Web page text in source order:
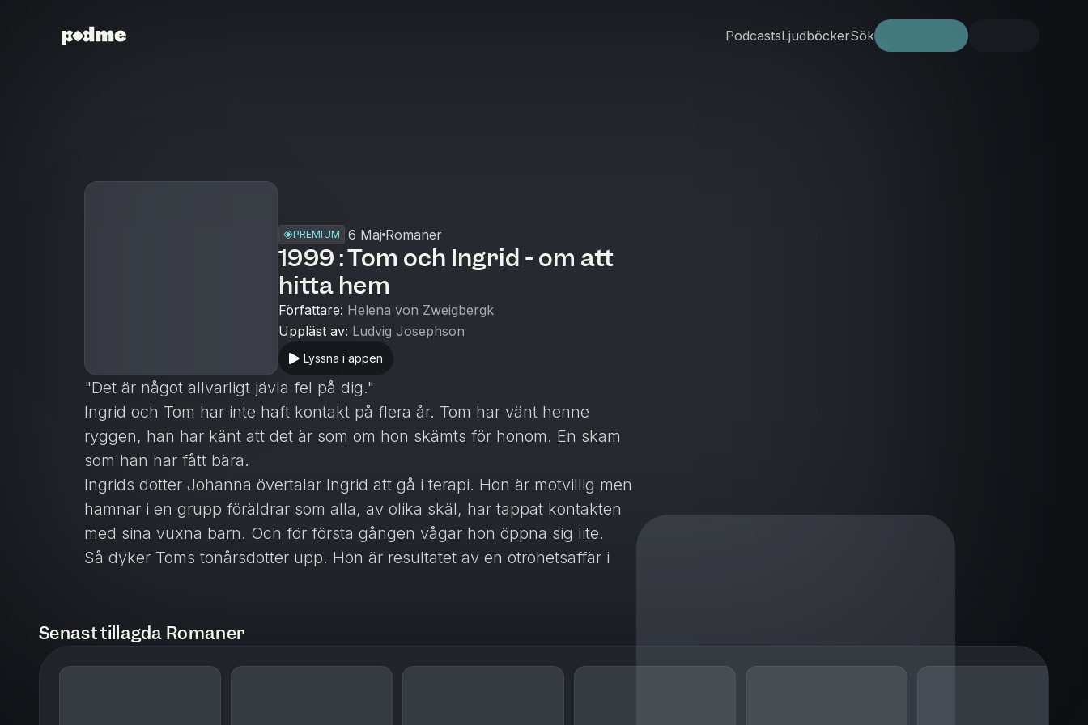
PodcastsLjudböckerSök
PREMIUM 6 Maj Romaner
1999 : Tom och Ingrid - om att
hitta hem
Författare: Helena von Zweigbergk
Uppläst av: Ludvig Josephson
Lyssna i appen
"Det är något allvarligt jävla fel på dig."
Ingrid och Tom har inte haft kontakt på flera år. Tom har vänt henne
ryggen, han har känt att det är som om hon skämts för honom. En skam
som han har fått bära.
Ingrids dotter Johanna övertalar Ingrid att gå i terapi. Hon är motvillig men
hamnar i en grupp föräldrar som alla, av olika skäl, har tappat kontakten
med sina vuxna barn. Och för första gången vågar hon öppna sig lite.
Så dyker Toms tonårsdotter upp. Hon är resultatet av en otrohetsaffär i
Gamla sår rivs upp, Nina ifrågasätter Toms lojaliteter och plötsligt har allt i
Då finns Ingrid där för Tom. Men vågar han närma sig henne igen för att
Senast tillagda Romaner